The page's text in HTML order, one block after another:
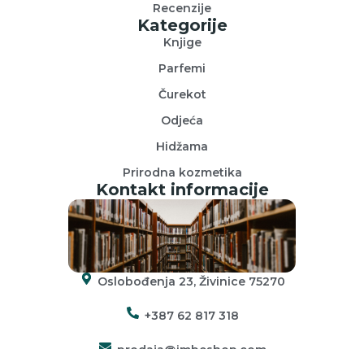
Recenzije
Kategorije
Knjige
Parfemi
Čurekot
Odjeća
Hidžama
Prirodna kozmetika
Kontakt informacije
Oslobođenja 23, Živinice 75270
+387 62 817 318